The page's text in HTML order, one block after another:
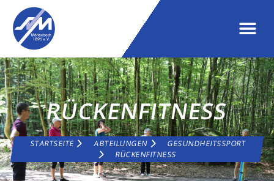
RÜCKENFITNESS
STARTSEITE ABTEILUNGEN
GESUNDHEITSSPORT
RÜCKENFITNESS